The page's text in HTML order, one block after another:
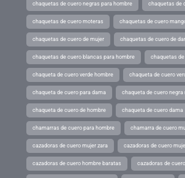
chaquetas de cuero negras para hombre chaquetas de
chaquetas de cuero moteras chaquetas de cuero
chaquetas de cuero de mujer chaquetas de cuero de
chaquetas de cuero blancas para hombre chaquetas
chaqueta de cuero verde hombre chaqueta de cuero
chaqueta de cuero para dama chaqueta de cuero negra
chaqueta de cuero de hombre chaqueta de cuero dama
chamarras de cuero para hombre chamarra de cuero
cazadoras de cuero mujer zara cazadoras de cuero
cazadoras de cuero hombre baratas cazadoras de